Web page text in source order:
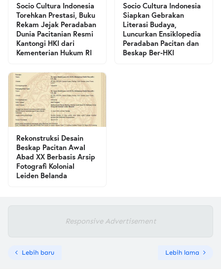
Socio Cultura Indonesia
Torehkan Prestasi, Buku
Rekam Jejak Peradaban
Dunia Pacitanian Resmi
Kantongi HKI dari
Kementerian Hukum RI
Socio Cultura Indonesia
Siapkan Gebrakan
Literasi Budaya,
Luncurkan Ensiklopedia
Peradaban Pacitan dan
Beskap Ber-HKI
Rekonstruksi Desain
Beskap Pacitan Awal
Abad XX Berbasis Arsip
Fotografi Kolonial
Leiden Belanda
Responsive Advertisement
Lebih baru Lebih lama